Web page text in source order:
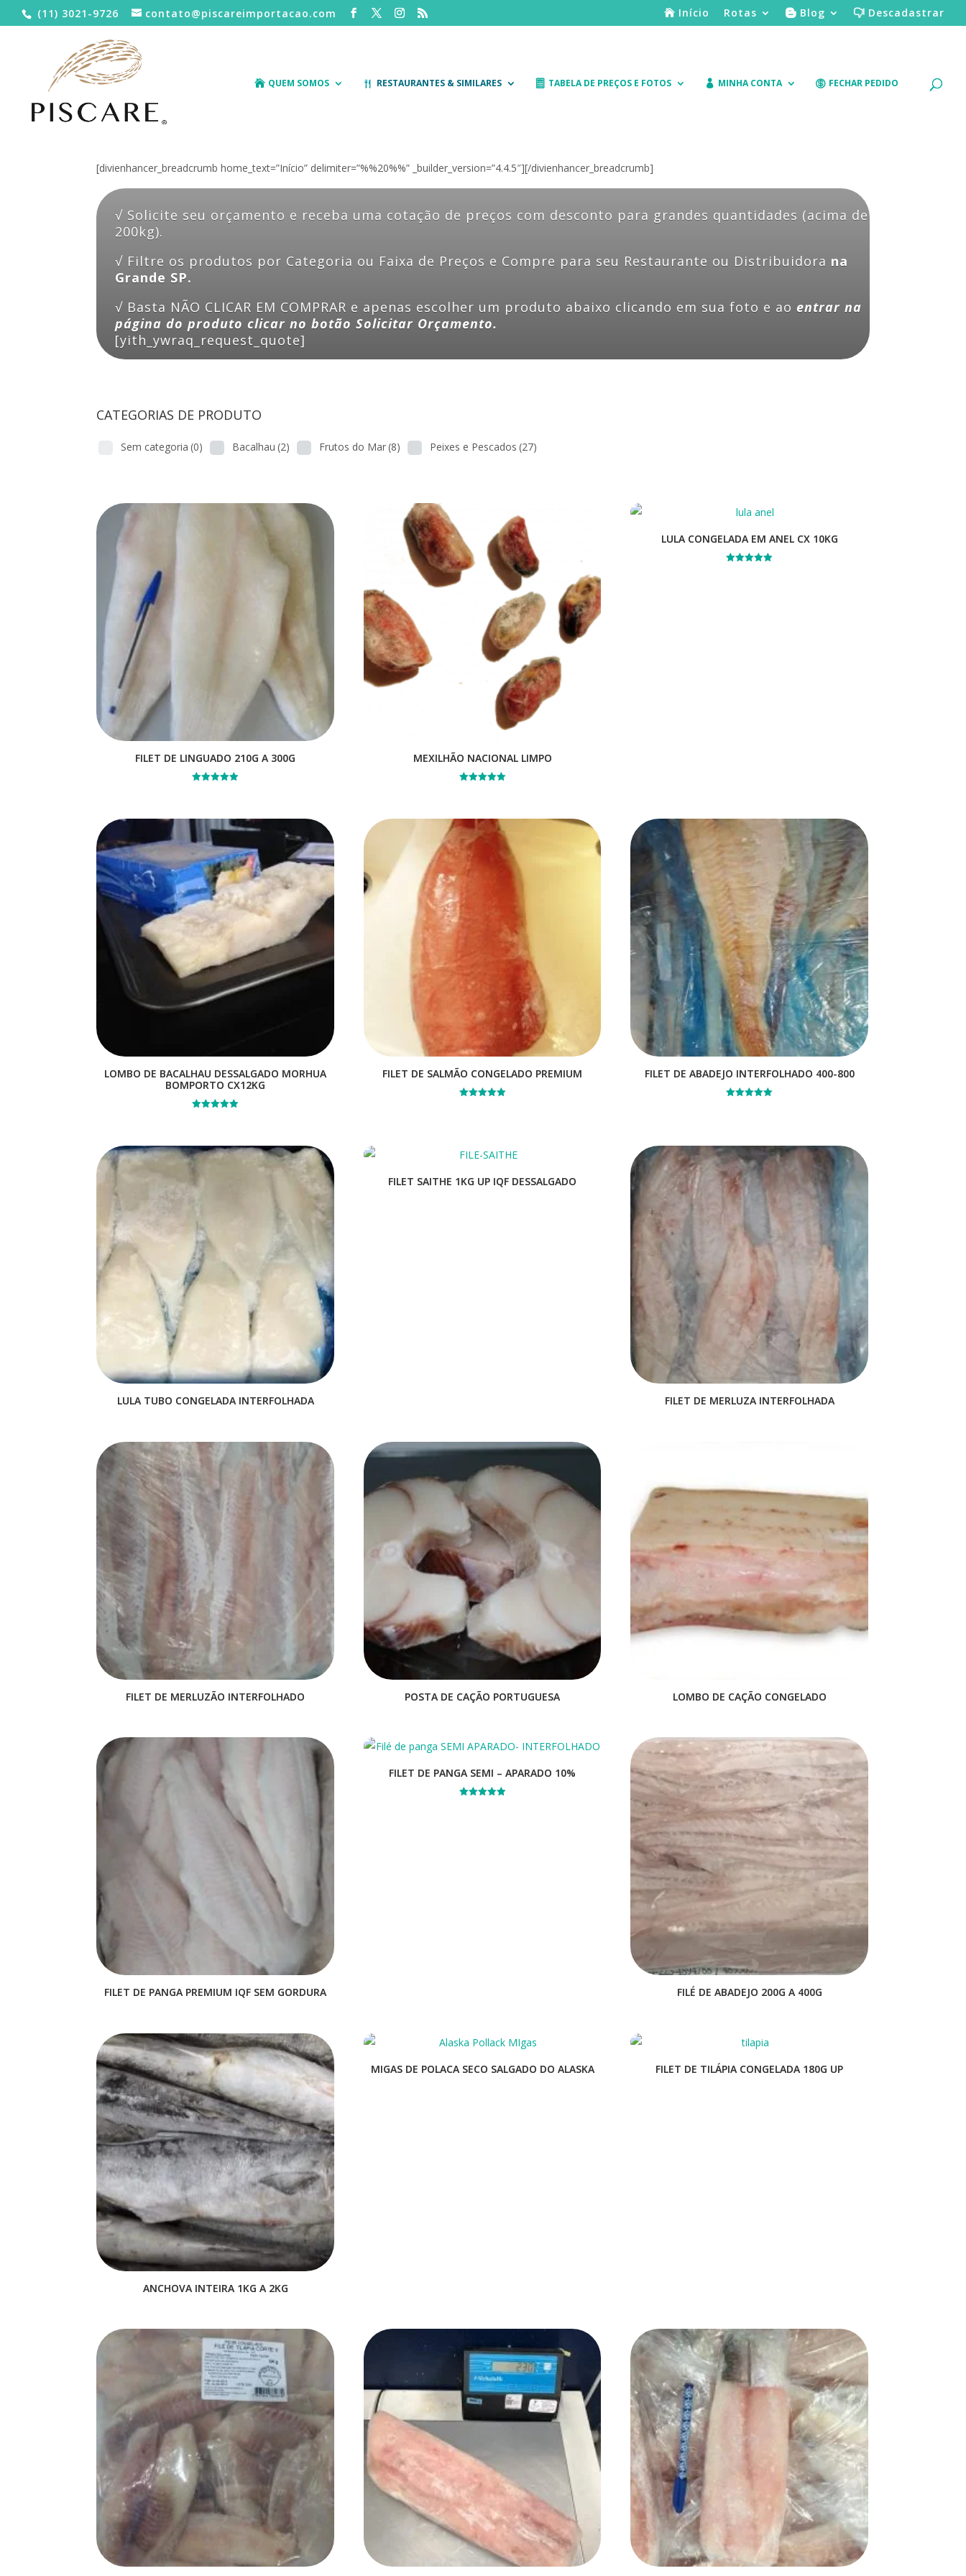
(11) 3021-9726 contato@piscareimportacao.com Início Rotas Blog Descadastrar
QUEM SOMOS RESTAURANTES & SIMILARES TABELA DE PREÇOS E FOTOS MINHA CONTA FECHAR PEDIDO
[divienhancer_breadcrumb home_text=”Início” delimiter=”%%20%%” _builder_version=”4.4.5″][/divienhancer_breadcrumb]
√ Solicite seu orçamento e receba uma cotação de preços com desconto para grandes quantidades (acima de
200kg).
√ Filtre os produtos por Categoria ou Faixa de Preços e Compre para seu Restaurante ou Distribuidora na
Grande SP.
√ Basta NÃO CLICAR EM COMPRAR e apenas escolher um produto abaixo clicando em sua foto e ao entrar na
página do produto clicar no botão Solicitar Orçamento.
[yith_ywraq_request_quote]
CATEGORIAS DE PRODUTO
Sem categoria (0) Bacalhau (2) Frutos do Mar(8) Peixes e Pescados (27)
FILET DE LINGUADO 210G A 300G MEXILHÃO NACIONAL LIMPO
LULA CONGELADA EM ANEL CX 10KG
LOMBO DE BACALHAU DESSALGADO MORHUA
BOMPORTO CX12KG
FILET DE SALMÃO CONGELADO PREMIUM FILET DE ABADEJO INTERFOLHADO 400-800
LULA TUBO CONGELADA INTERFOLHADA
FILET SAITHE 1KG UP IQF DESSALGADO
FILET DE MERLUZA INTERFOLHADA
FILET DE MERLUZÃO INTERFOLHADO POSTA DE CAÇÃO PORTUGUESA LOMBO DE CAÇÃO CONGELADO
FILET DE PANGA PREMIUM IQF SEM GORDURA
FILET DE PANGA SEMI – APARADO 10%
FILÉ DE ABADEJO 200G A 400G
ANCHOVA INTEIRA 1KG A 2KG
MIGAS DE POLACA SECO SALGADO DO ALASKA FILET DE TILÁPIA CONGELADA 180G UP